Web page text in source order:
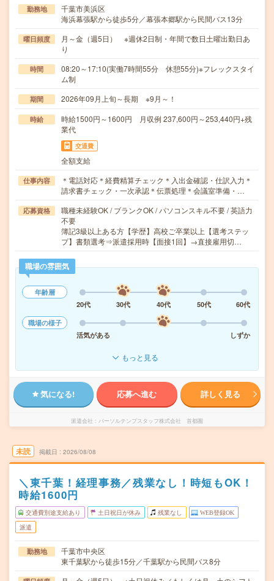
勤務地
千葉市美浜区
海浜幕張駅から徒歩5分／幕張本郷駅から民間バス13分
曜日頻度
月～金（週5日） ※週休2日制・年間で数日土曜出勤日あ
り
時間
08:20～17:10(実働7時間55分 休憩55分)※フレックスタイ
ム制
期間 2026年09月上旬～長期 ※9月～！
時給
時給1500円～1600円 月収例 237,600円～253,440円+残
業代
交通費
全額支給
仕事内容
＊電話対応＊経費精算チェック＊入出金確認・仕訳入力＊
請求書チェック・一次承認＊伝票処理＊会議室準備・…
応募資格
職種未経験OK / ブランクOK / パソコンスキル不要 / 英語力
不要
簿記3級以上ある方【学歴】高校ご卒業以上【選考ステッ
プ】書類選考⇒派遣採用時【面接1回】→直接雇用切…
職場の雰囲気
年齢層
20代
30代 40代 50代
60代
職場の様子
活気がある
しずか
もっと見る
気になる! 応募へ進む 詳しく見る
派遣会社 パーソルテンプスタッフ株式会社 首都圏
未読 掲載日 2026/08/08
＼東千葉！経理事務／残業なし！時短もOK！
時給1600円
交通費別途支給あり 土日祝日が休み 残業なし WEB登録OK
派遣
勤務地
千葉市中央区
東千葉駅から徒歩15分／千葉駅から民間バス8分